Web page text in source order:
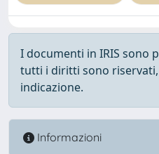
I documenti in IRIS sono
tutti i diritti sono riservati,
indicazione.
Informazioni